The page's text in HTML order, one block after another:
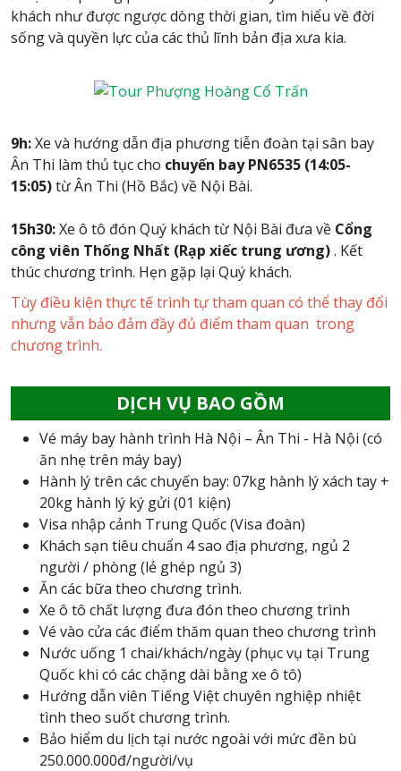
khách như được ngược dòng thời gian, tìm hiểu về đời
sống và quyền lực của các thủ lĩnh bản địa xưa kia.
9h:Xe và hướng dẫn địa phương tiễn đoàn tại sân bay
Ân Thi làm thủ tục cho chuyến bay PN6535 (14:05-
15:05)từ Ân Thi (Hồ Bắc) về Nội Bài.
15h30:Xe ô tô đón Quý khách từ Nội Bài đưa về Cổng
công viên Thống Nhất (Rạp xiếc trung ương). Kết
thúc chương trình. Hẹn gặp lại Quý khách.
Tùy điều kiện thực tế trình tự tham quan có thể thay đổi
nhưng vẫn bảo đảm đầy đủ điểm tham quan trong
chương trình.
DỊCH VỤ BAO GỒM
Vé máy bay hành trình Hà Nội – Ân Thi - Hà Nội (có
ăn nhẹ trên máy bay)
Hành lý trên các chuyến bay: 07kg hành lý xách tay +
20kg hành lý ký gửi (01 kiện)
Visa nhập cảnh Trung Quốc (Visa đoàn)
Khách sạn tiêu chuẩn 4 sao địa phương, ngủ 2
người / phòng (lẻ ghép ngủ 3)
Ăn các bữa theo chương trình.
Xe ô tô chất lượng đưa đón theo chương trình
Vé vào cửa các điểm thăm quan theo chương trình
Nước uống 1 chai/khách/ngày (phục vụ tại Trung
Quốc khi có các chặng dài bằng xe ô tô)
Hướng dẫn viên Tiếng Việt chuyên nghiệp nhiệt
tình theo suốt chương trình.
Bảo hiểm du lịch tại nước ngoài với mức đền bù
250.000.000đ/người/vụ